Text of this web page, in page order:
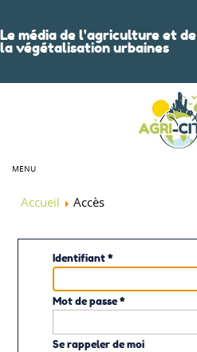
Le média de l'agriculture et de
la végétalisation urbaines
MENU
Accueil Accès
Identifiant*
Mot de passe*
Se rappeler de moi